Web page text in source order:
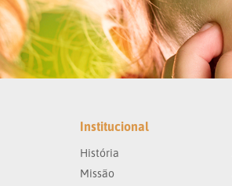
Institucional
História
Missão